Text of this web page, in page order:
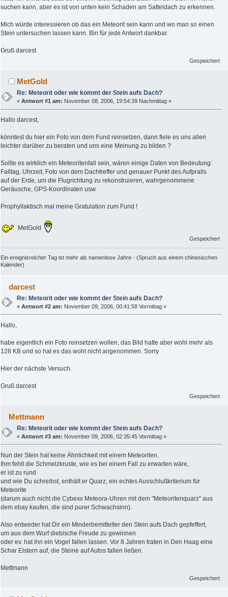
suchen kann, aber es ist von unten kein Schaden am Satteldach zu erkennen.
Mich würde interessieren ob das ein Meteorit sein kann und wo man so einen
Stein untersuchen lassen kann. Bin für jede Antwort dankbar.
Gruß darcest
Gespeichert
MetGold
Re: Meteorit oder wie kommt der Stein aufs Dach?
«Antwort #1 am: November 08, 2006, 19:54:39 Nachmittag »
Hallo darcest,
könntest du hier ein Foto von dem Fund reinsetzen, dann fiele es uns allen
leichter darüber zu beraten und uns eine Meinung zu bilden ?
Sollte es wirklich ein Meteoritenfall sein, wären einige Daten von Bedeutung:
Falltag, Uhrzeit, Foto von dem Dachtreffer und genauer Punkt des Aufpralls
auf der Erde, um die Flugrichtung zu rekonstruieren, wahrgenommene
Geräusche, GPS-Koordinaten usw.
Prophyllaktisch mal meine Gratulation zum Fund !
MetGold
Gespeichert
Ein ereignisreicher Tag ist mehr als namenlose Jahre - (Spruch aus einem chinesischen
Kalender)
darcest
Re: Meteorit oder wie kommt der Stein aufs Dach?
«Antwort #2 am: November 09, 2006, 00:41:58 Vormittag »
Hallo,
habe eigentlich ein Foto reinsetzen wollen, das Bild hatte aber wohl mehr als
128 KB und so hat es das wohl nicht angenommen. Sorry
Hier der nächste Versuch.
Gruß darcest
Gespeichert
Mettmann
Re: Meteorit oder wie kommt der Stein aufs Dach?
«Antwort #3 am: November 09, 2006, 02:35:45 Vormittag »
Nun der Stein hat keine Ähnlichkeit mit einem Meteoriten.
Ihm fehlt die Schmelzkruste, wie es bei einem Fall zu erwarten wäre,
er ist zu rund
und wie Du schreibst, enthält er Quarz, ein echtes Ausschlußkriterium für
Meteorite
(darum auch nicht die Cybexx Meteora-Uhren mit dem "Meteoritenquarz" aus
dem ebay kaufen, die sind purer Schwachsinn).
Also entweder hat Dir ein Minderbemittelter den Stein aufs Dach gepfeffert,
um aus dem Wurf diebische Freude zu gewinnen
oder ev. hat ihn ein Vogel fallen lassen. Vor 8 Jahren traten in Den Haag eine
Schar Elstern auf, die Steine auf Autos fallen ließen.
Mettmann
Gespeichert